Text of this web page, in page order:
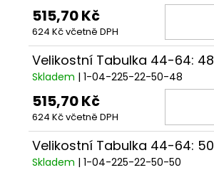
515,70 Kč
624 Kč včetně DPH
Velikostní Tabulka 44-64: 48
Skladem | 1-04-225-22-50-48
515,70 Kč
624 Kč včetně DPH
Velikostní Tabulka 44-64: 50
Skladem | 1-04-225-22-50-50